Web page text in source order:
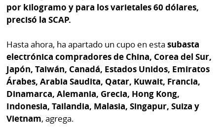
Repregunta
por kilogramo y para los varietales 60 dólares,
precisó la SCAP.
Hasta ahora, ha apartado un cupo en estasubasta
electrónica compradores de China, Corea del Sur,
Japón, Taiwán, Canadá, Estados Unidos, Emiratos
Árabes, Arabia Saudita, Qatar, Kuwait, Francia,
Dinamarca, Alemania, Grecia, Hong Kong,
Indonesia, Tailandia, Malasia, Singapur, Suiza y
Vietnam, agrega.